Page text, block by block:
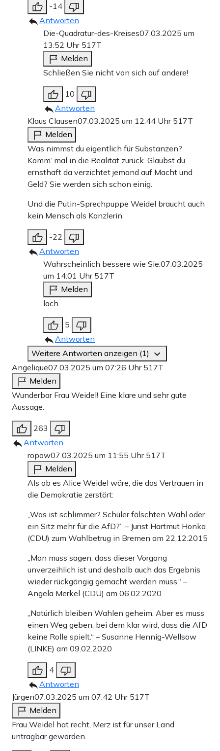
-14
Antworten
Die-Quadratur-des-Kreises07.03.2025 um
13:52 Uhr 517T
Melden
Schließen Sie nicht von sich auf andere!
10
Antworten
Klaus Clausen07.03.2025 um 12:44 Uhr 517T
Melden
Was nimmst du eigentlich für Substanzen?
Komm‘ mal in die Realität zurück. Glaubst du
ernsthaft da verzichtet jemand auf Macht und
Geld? Sie werden sich schon einig.
Und die Putin-Sprechpuppe Weidel braucht auch
kein Mensch als Kanzlerin.
-22
Antworten
Wahrscheinlich bessere wie Sie. 07.03.2025
um 14:01 Uhr 517T
Melden
lach
5
Antworten
Weitere Antworten anzeigen (1)
Angelique07.03.2025 um 07:26 Uhr 517T
Melden
Wunderbar Frau Weidel! Eine klare und sehr gute
Aussage.
263
Antworten
ropow07.03.2025 um 11:55 Uhr 517T
Melden
Als ob es Alice Weidel wäre, die das Vertrauen in
die Demokratie zerstört:
„Was ist schlimmer? Schüler fälschten Wahl oder
ein Sitz mehr für die AfD?” – Jurist Hartmut Honka
(CDU) zum Wahlbetrug in Bremen am 22.12.2015
„Man muss sagen, dass dieser Vorgang
unverzeihlich ist und deshalb auch das Ergebnis
wieder rückgängig gemacht werden muss.“ –
Angela Merkel (CDU) am 06.02.2020
„Natürlich bleiben Wahlen geheim. Aber es muss
einen Weg geben, bei dem klar wird, dass die AfD
keine Rolle spielt.“ – Susanne Hennig-Wellsow
(LINKE) am 09.02.2020
4
Antworten
Jürgen07.03.2025 um 07:42 Uhr 517T
Melden
Frau Weidel hat recht, Merz ist für unser Land
untragbar geworden.